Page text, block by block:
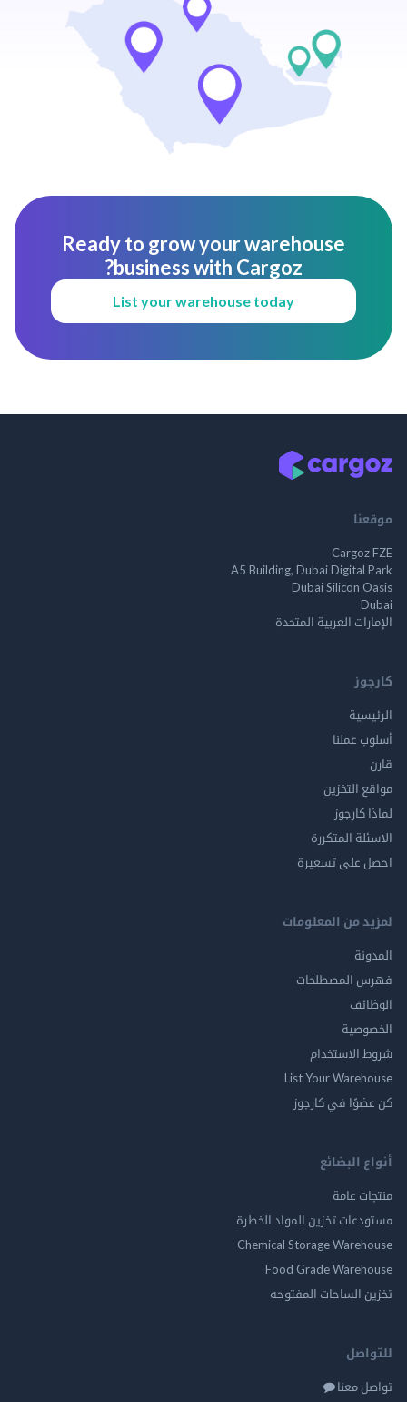
Ready to grow your warehouse
business with Cargoz?
List your warehouse today
موقعنا
Cargoz FZE
A5 Building, Dubai Digital Park
Dubai Silicon Oasis
Dubai
الإمارات العربية المتحدة
كارجوز
الرئيسية
أسلوب عملنا
قارن
مواقع التخزين
لماذا كارجوز
الاسئلة المتكررة
احصل على تسعيرة
لمزيد من المعلومات
المدونة
فهرس المصطلحات
الوظائف
الخصوصية
شروط الاستخدام
List Your Warehouse
كن عضوًا في كارجوز
أنواع البضائع
منتجات عامة
مستودعات تخزين المواد الخطرة
Chemical Storage Warehouse
Food Grade Warehouse
تخزين الساحات المفتوحه
للتواصل
تواصل معنا